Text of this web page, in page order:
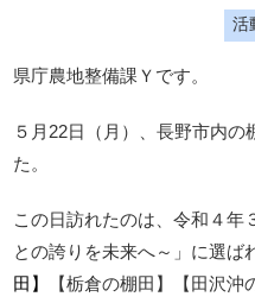
活
県庁農地整備課Ｙです。
５月22日（月）、長野市内
た。
この日訪れたのは、令和４年
との誇りを未来へ～」に選ば
田】
【栃倉の棚田】【田沢